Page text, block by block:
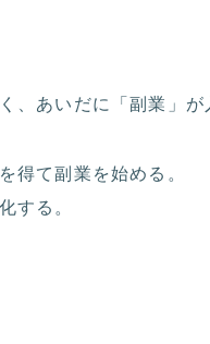
、あいだに「副業」が
得て副業を始める。
する。